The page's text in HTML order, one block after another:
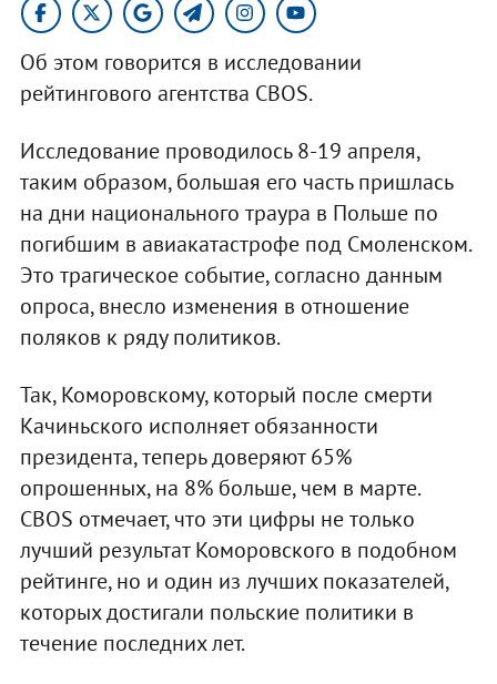
Об этом говорится в исследовании
рейтингового агентства CBOS.
Исследование проводилось 8-19 апреля,
таким образом, большая его часть пришлась
на дни национального траура в Польше по
погибшим в авиакатастрофе под Смоленском.
Это трагическое событие, согласно данным
опроса, внесло изменения в отношение
поляков к ряду политиков.
Так, Коморовскому, который после смерти
Качиньского исполняет обязанности
президента, теперь доверяют 65%
опрошенных, на 8% больше, чем в марте.
CBOS отмечает, что эти цифры не только
лучший результат Коморовского в подобном
рейтинге, но и один из лучших показателей,
которых достигали польские политики в
течение последних лет.